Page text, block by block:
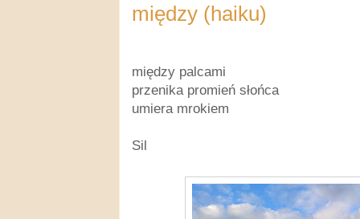
między (haiku)
między palcami
przenika promień słońca
umiera mrokiem
Sil